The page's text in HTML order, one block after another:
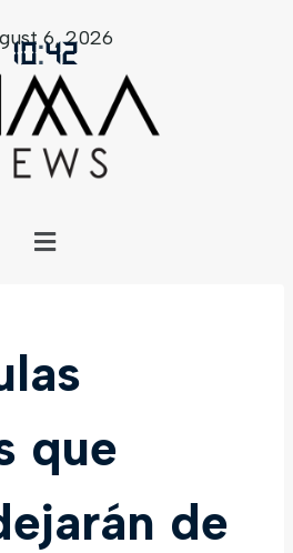
10:42
6, 2026
que
de